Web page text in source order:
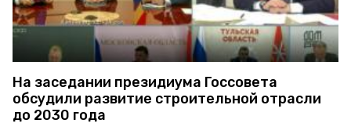
На заседании президиума Госсовета
обсудили развитие строительной отрасли
до 2030 года